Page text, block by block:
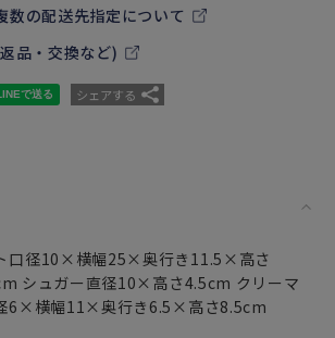
数の配送先指定について
品・交換など)
シェアする
口径10×横幅25×奥行き11.5×高さ
シュガー直径10×高さ4.5cm クリーマ
6×横幅11×奥行き6.5×高さ8.5cm